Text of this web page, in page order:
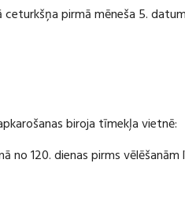
pirmā mēneša 5.
biroja tīmekļa vietnē:
no 120. dienas pirms vēlēšanām